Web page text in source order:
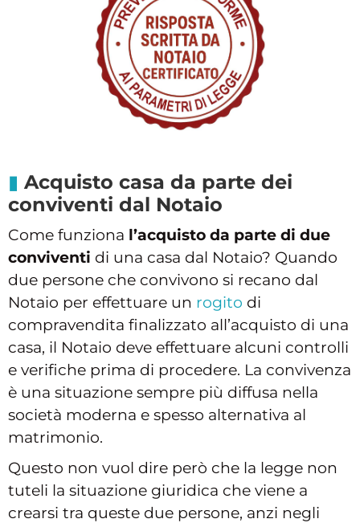
Acquisto casa da parte dei
conviventi dal Notaio
Come funziona l’acquisto da parte di due
conviventi di una casa dal Notaio? Quando
due persone che convivono si recano dal
Notaio per effettuare un rogito di
compravendita finalizzato all’acquisto di una
casa, il Notaio deve effettuare alcuni controlli
e verifiche prima di procedere. La convivenza
è una situazione sempre più diffusa nella
società moderna e spesso alternativa al
matrimonio.
Questo non vuol dire però che la legge non
tuteli la situazione giuridica che viene a
crearsi tra queste due persone, anzi negli